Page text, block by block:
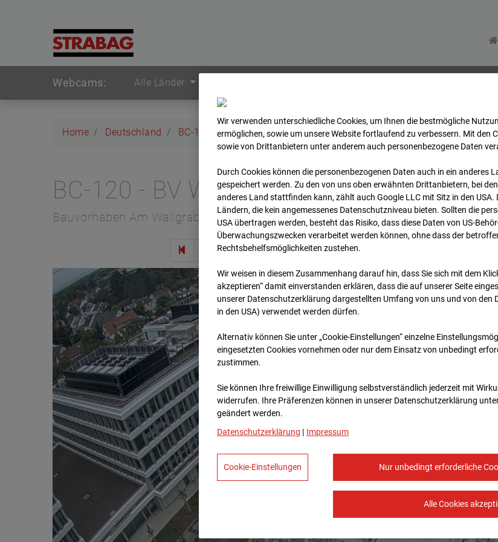
Webcams: Alle Länder
Home Deutschland BC-120 - BV W2 Campus BT 1-3 Archiv 2026 07 08
BC-120 - BV W2 Campus BT 1-3
Bauvorhaben Am Wallgraben 99, 70565 Stuttgart
Zur Übersicht
Wir verwenden unterschiedliche Cookies, um Ihnen die best­mögliche
ermöglichen, sowie um unsere Website fortlaufend zu verbessern. Mit den
sowie von Drittanbietern unter anderem auch personenbezogene Daten
Durch Cookies können die personenbezogenen Daten auch in ein anderes
gespeichert werden. Zu den von uns oben erwähnten Drittanbietern, bei
anderes Land stattfinden kann, zählt auch Google LLC mit Sitz in den USA.
Ländern, die kein angemessenes Datenschutzniveau bieten. Sollten die
USA übertragen werden, besteht das Risiko, dass diese Daten von US-
Überwachungszwecken verarbeitet werden können, ohne dass der
Rechtsbehelfsmöglichkeiten zustehen.
Wir weisen in diesem Zusammenhang darauf hin, dass Sie sich mit dem
akzeptieren“ damit ein­ver­standen erklären, dass die auf unserer Seite
unserer Datenschutzerklärung dargestellten Umfang von uns und von den
in den USA) verwendet werden dürfen.
Alternativ können Sie unter „Cookie-Einstellungen“ einzelne
eingesetzten Cookies vornehmen oder nur dem Einsatz von unbedingt
zustimmen.
Sie können Ihre freiwillige Einwilligung selbstverständlich jederzeit mit
widerrufen. Ihre Prä­fe­renzen können in unserer Datenschutzerklärung
geändert werden.
Datenschutzerklärung | Impressum
Nur unbedingt erforderliche
Alle Cookies
Cookie-Einstellungen